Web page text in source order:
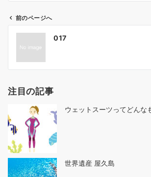
ビ
ー
ョ
ン
前のページへ
017
注目の記事
ウェットスーツってどんな
世界遺産 屋久島